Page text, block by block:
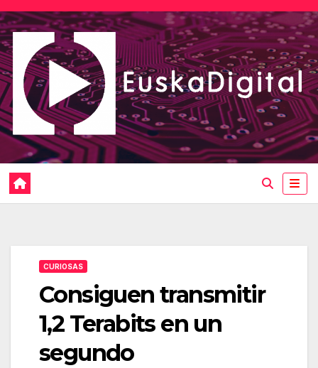
Saltar
al
contenido
CURIOSAS
Consiguen transmitir
1,2 Terabits en un
segundo